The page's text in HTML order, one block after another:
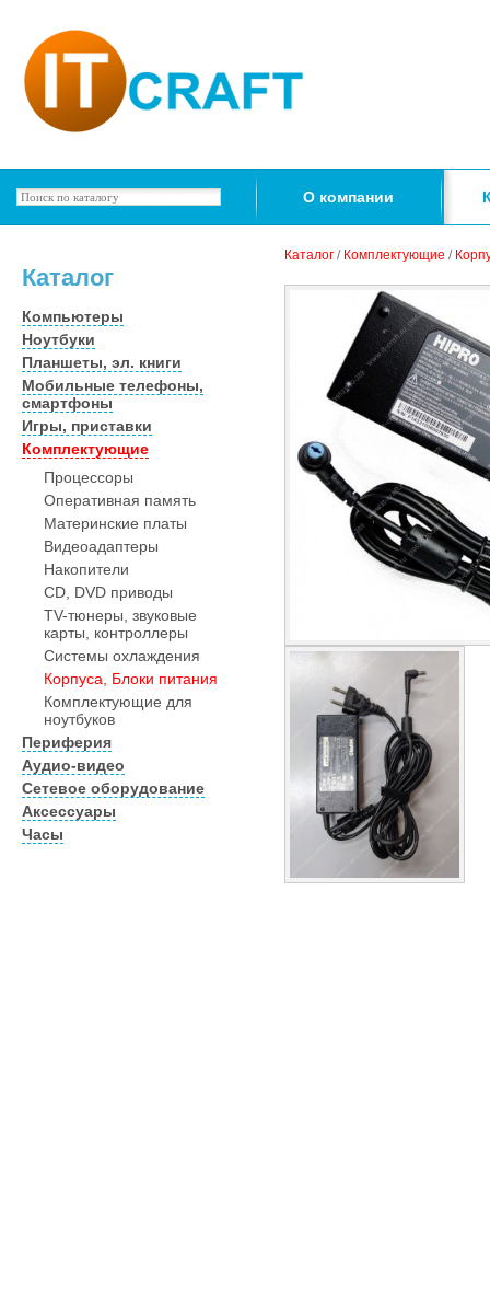
О компании
Каталог
Компьютеры
Ноутбуки
Планшеты, эл. книги
Мобильные телефоны,
смартфоны
Игры, приставки
Комплектующие
Процессоры
Оперативная память
Материнские платы
Видеоадаптеры
Накопители
CD, DVD приводы
TV-тюнеры, звуковые
карты, контроллеры
Системы охлаждения
Корпуса, Блоки питания
Комплектующие для
ноутбуков
Периферия
Аудио-видео
Сетевое оборудование
Аксессуары
Часы
Каталог / Комплектующие /